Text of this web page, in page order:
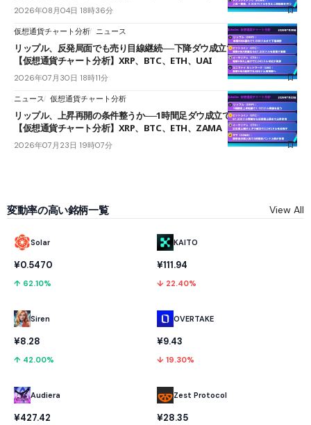
2026年08月04日 18時36分
仮想通貨チャート分析 ニュース
リップル、反発局面でも売り目線継続──下降ダウ成立で下値追う展開
【仮想通貨チャート分析】XRP、BTC、ETH、UAI
2026年07月30日 18時11分
ニュース 仮想通貨チャート分析
リップル、上昇再開の条件整うか──1時間足ダウ成立で1.185ドルを狙う
【仮想通貨チャート分析】XRP、BTC、ETH、ZAMA
2026年07月23日 19時07分
変動率の高い銘柄一覧 View All
Solar
¥0.5470
↑ 62.10%
Siren
¥8.28
↑ 42.00%
Audiera
¥427.42
KAITO
¥111.94
↓ 22.40%
OVERTAKE
¥9.43
↓ 19.30%
Zest Protocol
¥28.35